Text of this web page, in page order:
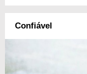
Confiável